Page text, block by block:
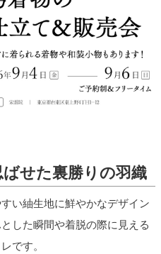
せた裏勝りの羽織
い紬生地に鮮やかなデザイン
した瞬間や着脱の際に見える
です。